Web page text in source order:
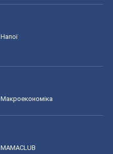
Напої
Макроекономіка
MAMACLUB